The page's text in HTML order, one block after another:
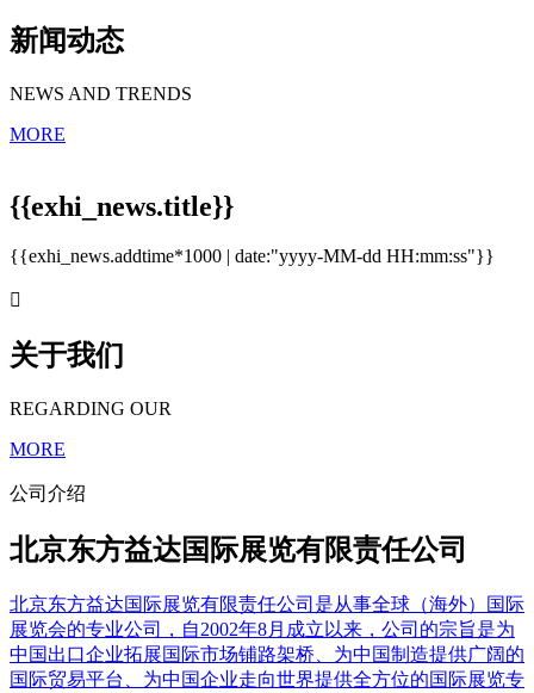
新闻动态
NEWS AND TRENDS
MORE
{{exhi_news.title}}
{{exhi_news.addtime*1000 | date:"yyyy-MM-dd HH:mm:ss"}}

关于我们
REGARDING OUR
MORE
公司介绍
北京东方益达国际展览有限责任公司
北京东方益达国际展览有限责任公司是从事全球（海外）国际
展览会的专业公司，自2002年8月成立以来，公司的宗旨是为
中国出口企业拓展国际市场铺路架桥、为中国制造提供广阔的
国际贸易平台、为中国企业走向世界提供全方位的国际展览专